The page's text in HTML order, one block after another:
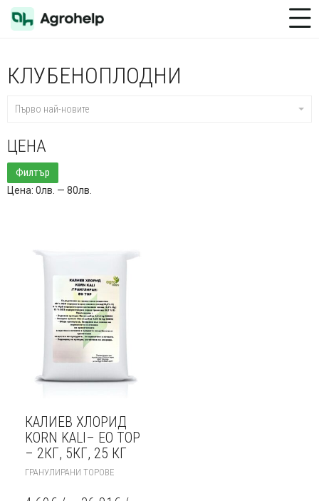
Toggle Menu
КЛУБЕНОПЛОДНИ
Първо най-новите
ЦЕНА
Минимална
цена
Максимална
цена
Филтър
Цена: 0лв. — 80лв.
КАЛИЕВ ХЛОРИД
KORN KALI– ЕО ТОР
– 2КГ, 5КГ, 25 КГ
ГРАНУЛИРАНИ ТОРОВЕ
HAS